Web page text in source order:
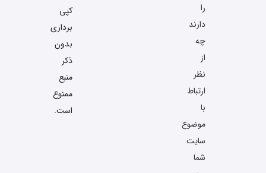
را
دارند
چه
از
نظر
ارتباط
با
موضوع
سایت
شما
کپی
برداری
بدون
ذکر
منبع
ممنوع
است.